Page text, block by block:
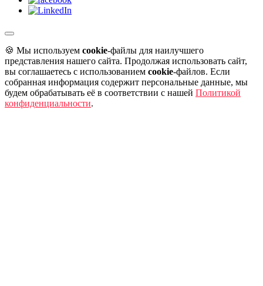
🍪 Мы используем cookie-файлы для наилучшего
представления нашего сайта. Продолжая использовать сайт,
вы соглашаетесь с использованием cookie-файлов. Если
собранная информация содержит персональные данные, мы
будем обрабатывать её в соответствии с нашей Политикой
конфиденциальности.